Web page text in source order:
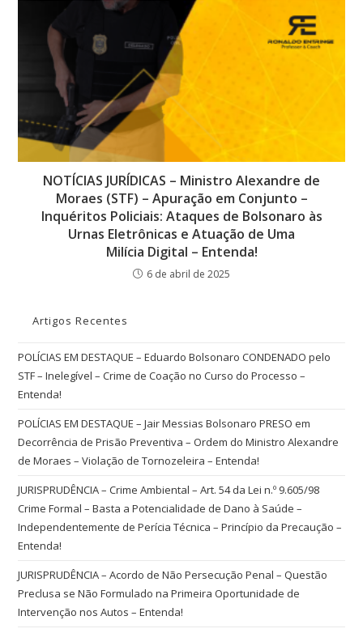
NOTÍCIAS JURÍDICAS – Ministro Alexandre de
Moraes (STF) – Apuração em Conjunto –
Inquéritos Policiais: Ataques de Bolsonaro às
Urnas Eletrônicas e Atuação de Uma
Milícia Digital – Entenda!
6 de abril de 2025
Artigos Recentes
POLÍCIAS EM DESTAQUE – Eduardo Bolsonaro CONDENADO pelo
STF – Inelegível – Crime de Coação no Curso do Processo –
Entenda!
POLÍCIAS EM DESTAQUE – Jair Messias Bolsonaro PRESO em
Decorrência de Prisão Preventiva – Ordem do Ministro Alexandre
de Moraes – Violação de Tornozeleira – Entenda!
JURISPRUDÊNCIA – Crime Ambiental – Art. 54 da Lei n.º 9.605/98
Crime Formal – Basta a Potencialidade de Dano à Saúde –
Independentemente de Perícia Técnica – Princípio da Precaução –
Entenda!
JURISPRUDÊNCIA – Acordo de Não Persecução Penal – Questão
Preclusa se Não Formulado na Primeira Oportunidade de
Intervenção nos Autos – Entenda!